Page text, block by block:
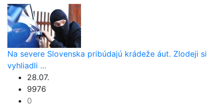
Na severe Slovenska pribúdajú krádeže áut. Zlodeji si
vyhliadli ...
28.07.
9976
0